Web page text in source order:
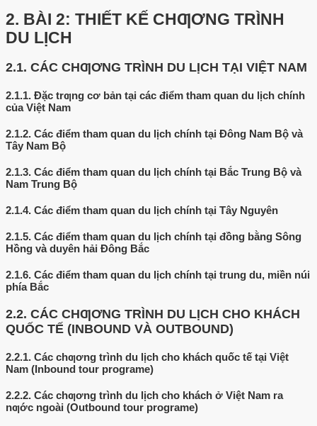
2. BÀI 2: THIẾT KẾ CHƢƠNG TRÌNH
DU LỊCH
2.1. CÁC CHƢƠNG TRÌNH DU LỊCH TẠI VIỆT NAM
2.1.1. Đặc trƣng cơ bản tại các điểm tham quan du lịch chính
của Việt Nam
2.1.2. Các điểm tham quan du lịch chính tại Đông Nam Bộ và
Tây Nam Bộ
2.1.3. Các điểm tham quan du lịch chính tại Bắc Trung Bộ và
Nam Trung Bộ
2.1.4. Các điểm tham quan du lịch chính tại Tây Nguyên
2.1.5. Các điểm tham quan du lịch chính tại đồng bằng Sông
Hồng và duyên hải Đông Bắc
2.1.6. Các điểm tham quan du lịch chính tại trung du, miền núi
phía Bắc
2.2. CÁC CHƢƠNG TRÌNH DU LỊCH CHO KHÁCH
QUỐC TẾ (INBOUND VÀ OUTBOUND)
2.2.1. Các chƣơng trình du lịch cho khách quốc tế tại Việt
Nam (Inbound tour programe)
2.2.2. Các chƣơng trình du lịch cho khách ở Việt Nam ra
nƣớc ngoài (Outbound tour programe)